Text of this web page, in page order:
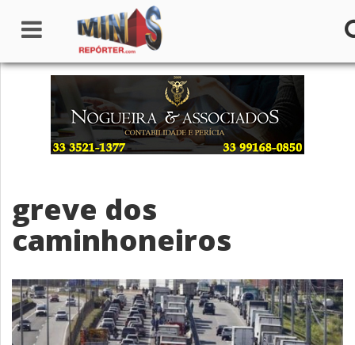
Home
Institucional
Seções
Canais
Colunistas
greve dos
caminhoneiros